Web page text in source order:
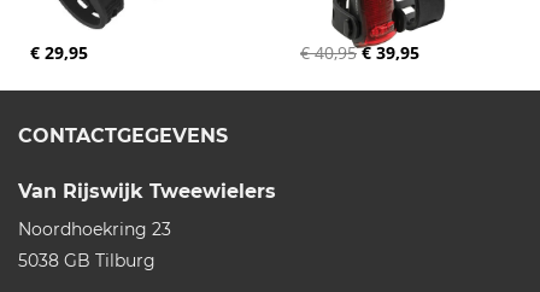
€ 29,95 € 40,95 € 39,95
CONTACTGEGEVENS
Van Rijswijk Tweewielers
Noordhoekring 23
5038 GB Tilburg